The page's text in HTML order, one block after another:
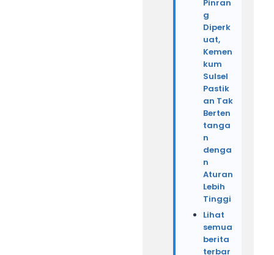
Pinran
g
Diperk
uat,
Kemen
kum
Sulsel
Pastik
an Tak
Berten
tanga
n
denga
n
Aturan
Lebih
Tinggi
Lihat
semua
berita
terbar